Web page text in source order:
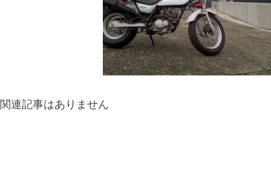
関連記事はありません